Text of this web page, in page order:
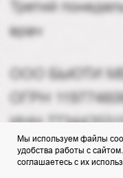
Мы используем файлы
удобства работы с
соглашаетесь с их